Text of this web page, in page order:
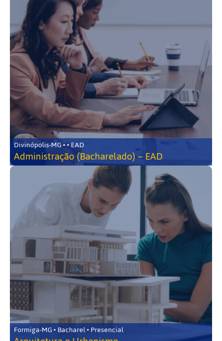
Divinópolis-MG • • EAD
Administração (Bacharelado) – EAD
Formiga-MG • Bacharel • Presencial